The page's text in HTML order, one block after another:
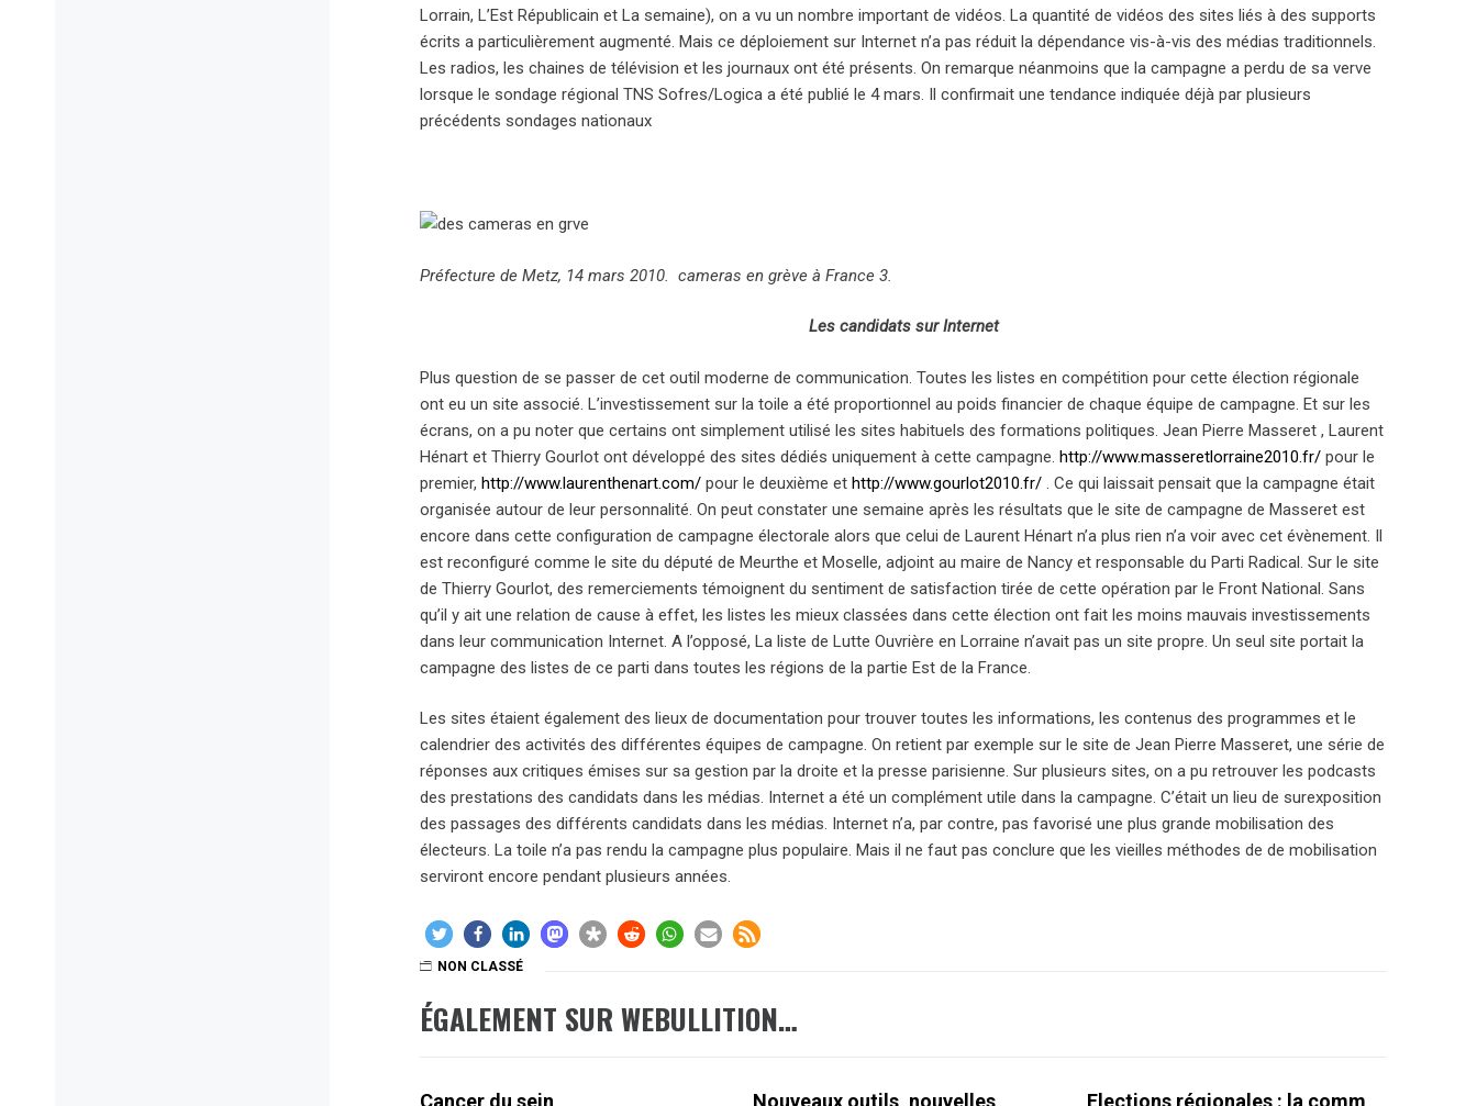
Lorrain, L’Est Républicain et La semaine), on a vu un nombre important de vidéos. La quantité de vidéos des sites liés à des supports
écrits a particulièrement augmenté. Mais ce déploiement sur Internet n’a pas réduit la dépendance vis-à-vis des médias traditionnels.
Les radios, les chaines de télévision et les journaux ont été présents. On remarque néanmoins que la campagne a perdu de sa verve
lorsque le sondage régional TNS Sofres/Logica a été publié le 4 mars. Il confirmait une tendance indiquée déjà par plusieurs
précédents sondages nationaux
Préfecture de Metz, 14 mars 2010. cameras en grève à France 3.
Les candidats sur Internet
Plus question de se passer de cet outil moderne de communication. Toutes les listes en compétition pour cette élection régionale
ont eu un site associé. L’investissement sur la toile a été proportionnel au poids financier de chaque équipe de campagne. Et sur les
écrans, on a pu noter que certains ont simplement utilisé les sites habituels des formations politiques. Jean Pierre Masseret , Laurent
Hénart et Thierry Gourlot ont développé des sites dédiés uniquement à cette campagne.http://www.masseretlorraine2010.fr/ pour le
premier,http://www.laurenthenart.com/ pour le deuxième ethttp://www.gourlot2010.fr/ . Ce qui laissait pensait que la campagne était
organisée autour de leur personnalité. On peut constater une semaine après les résultats que le site de campagne de Masseret est
encore dans cette configuration de campagne électorale alors que celui de Laurent Hénart n’a plus rien n’a voir avec cet évènement. Il
est reconfiguré comme le site du député de Meurthe et Moselle, adjoint au maire de Nancy et responsable du Parti Radical. Sur le site
de Thierry Gourlot, des remerciements témoignent du sentiment de satisfaction tirée de cette opération par le Front National. Sans
qu’il y ait une relation de cause à effet, les listes les mieux classées dans cette élection ont fait les moins mauvais investissements
dans leur communication Internet. A l’opposé, La liste de Lutte Ouvrière en Lorraine n’avait pas un site propre. Un seul site portait la
campagne des listes de ce parti dans toutes les régions de la partie Est de la France.
Les sites étaient également des lieux de documentation pour trouver toutes les informations, les contenus des programmes et le
calendrier des activités des différentes équipes de campagne. On retient par exemple sur le site de Jean Pierre Masseret, une série de
réponses aux critiques émises sur sa gestion par la droite et la presse parisienne. Sur plusieurs sites, on a pu retrouver les podcasts
des prestations des candidats dans les médias. Internet a été un complément utile dans la campagne. C’était un lieu de surexposition
des passages des différents candidats dans les médias. Internet n’a, par contre, pas favorisé une plus grande mobilisation des
électeurs. La toile n’a pas rendu la campagne plus populaire. Mais il ne faut pas conclure que les vieilles méthodes de de mobilisation
serviront encore pendant plusieurs années.
NON CLASSÉ
ÉGALEMENT SUR WEBULLITION…
Cancer du sein Nouveaux outils, nouvelles Elections régionales : la comm